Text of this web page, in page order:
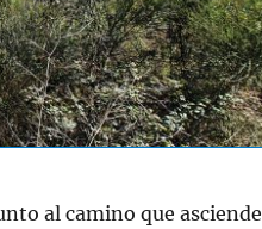
al camino que asciende